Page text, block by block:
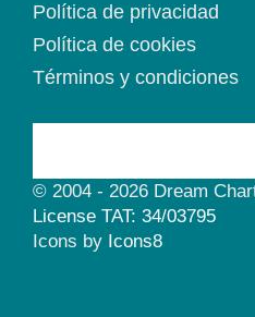
Política de privacidad
Política de cookies
Términos y condiciones
© 2004 - 2026 Dream
License TAT: 34/03795
Icons by Icons8